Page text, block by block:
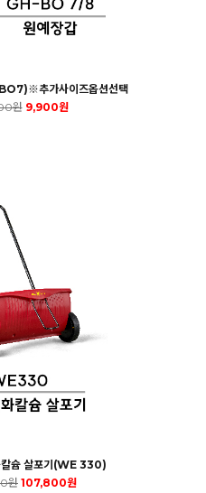
추가사이즈옵션선택
원 9,900원
칼슘 살포기(WE 330)
원107,800원